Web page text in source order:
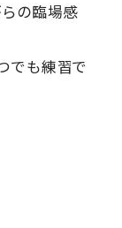
らの臨場感
でも練習で